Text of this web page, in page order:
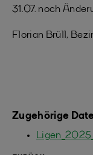
31.07. noch
Florian Brüll,
Zugehörige